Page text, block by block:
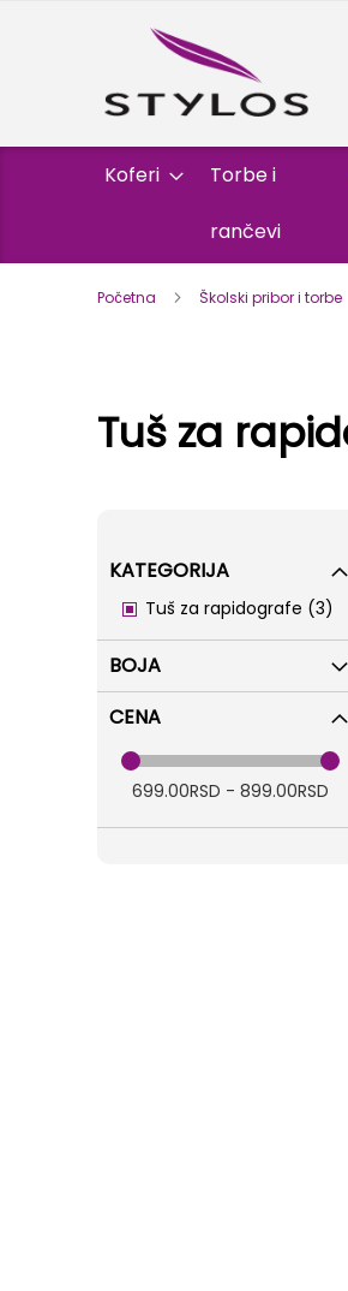
Koferi Torbe i
rančevi
Početna Školski pribor i torbe
Tuš za
KATEGORIJA
Tuš za rapidografe 3
items
BOJA
CENA
699.00RSD - 899.00RSD